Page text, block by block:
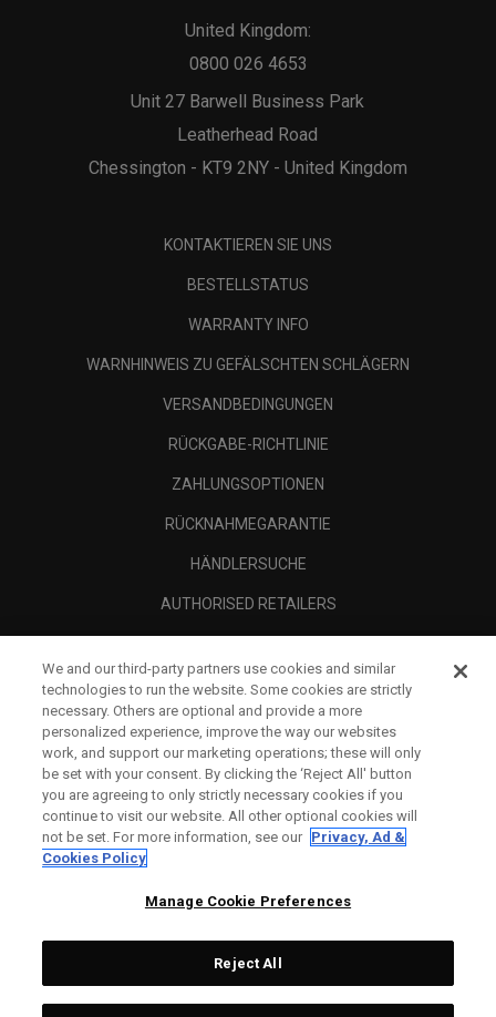
Unit 27 Barwell Business Park
Leatherhead Road
Chessington - KT9 2NY - United Kingdom
United Kingdom:
0800 026 4653
KONTAKTIEREN SIE UNS
BESTELLSTATUS
WARRANTY INFO
WARNHINWEIS ZU GEFÄLSCHTEN SCHLÄGERN
VERSANDBEDINGUNGEN
RÜCKGABE-RICHTLINIE
ZAHLUNGSOPTIONEN
RÜCKNAHMEGARANTIE
HÄNDLERSUCHE
AUTHORISED RETAILERS
UNTERNEHMENSPROFIL
RECHTLICHES-
We and our third-party partners use cookies and similar
technologies to run the website. Some cookies are strictly
necessary. Others are optional and provide a more
personalized experience, improve the way our websites
work, and support our marketing operations; these will only
be set with your consent. By clicking the ‘Reject All' button
you are agreeing to only strictly necessary cookies if you
continue to visit our website. All other optional cookies will
not be set. For more information, see our Privacy, Ad &
Cookies Policy
Manage Cookie Preferences
Reject All